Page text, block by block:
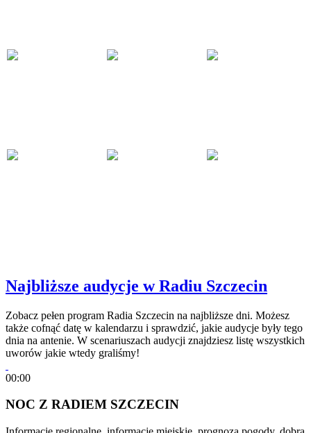
Najbliższe audycje w Radiu Szczecin
Zobacz pełen program Radia Szczecin na najbliższe dni. Możesz
także cofnąć datę w kalendarzu i sprawdzić, jakie audycje były tego
dnia na antenie. W scenariuszach audycji znajdziesz listę wszystkich
uworów jakie wtedy graliśmy!
00:00
NOC Z RADIEM SZCZECIN